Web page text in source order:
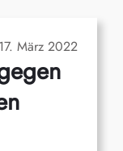
17. März 2022